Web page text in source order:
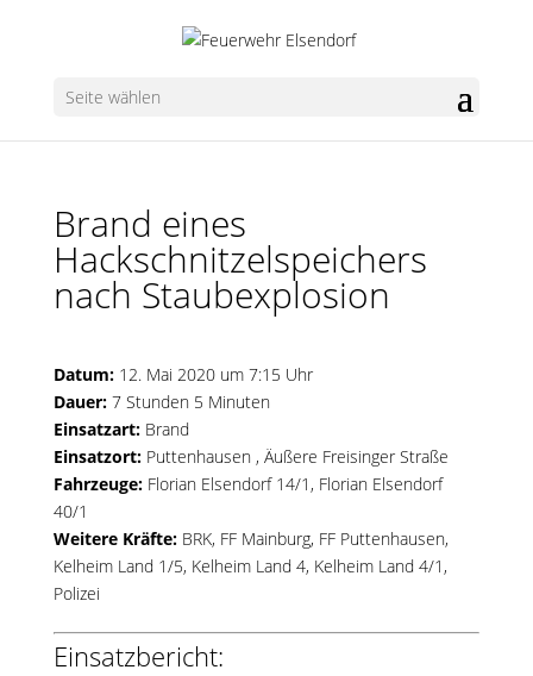
Seite wählen
Brand eines
Hackschnitzelspeichers
nach Staubexplosion
Datum:12. Mai 2020 um 7:15 Uhr
Dauer:7 Stunden 5 Minuten
Einsatzart:Brand
Einsatzort:Puttenhausen , Äußere Freisinger Straße
Fahrzeuge: Florian Elsendorf 14/1 , Florian Elsendorf
40/1
Weitere Kräfte:BRK, FF Mainburg, FF Puttenhausen,
Kelheim Land 1/5, Kelheim Land 4, Kelheim Land 4/1,
Polizei
Einsatzbericht: